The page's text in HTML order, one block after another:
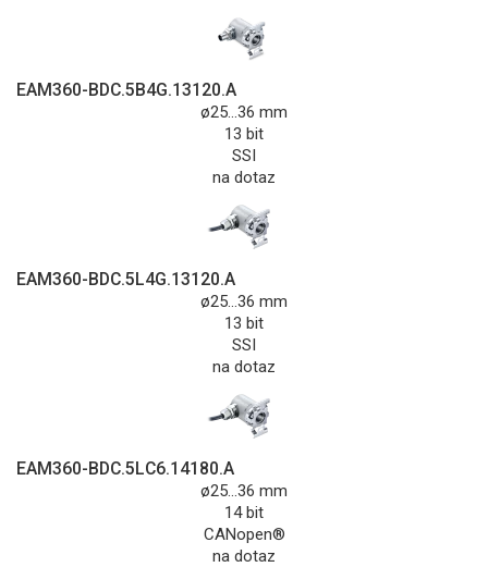
EAM360-BDC.5B4G.13120.A
ø25...36 mm
13 bit
SSI
na dotaz
EAM360-BDC.5L4G.13120.A
ø25...36 mm
13 bit
SSI
na dotaz
EAM360-BDC.5LC6.14180.A
ø25...36 mm
14 bit
CANopen®
na dotaz